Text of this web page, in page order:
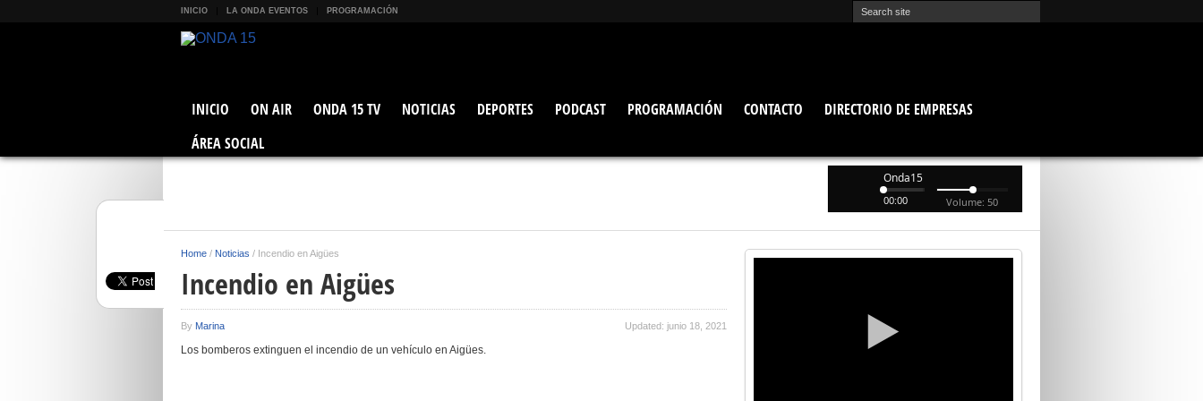
INICIO LA ONDA EVENTOS PROGRAMACIÓN
INICIO ON AIR ONDA 15 TV NOTICIAS DEPORTES PODCAST PROGRAMACIÓN CONTACTO
DIRECTORIO DE EMPRESAS
ÁREA SOCIAL
Onda15
00:00 Volume: 50
Home / Noticias / Incendio en Aigües
Incendio en Aigües
By Marina Updated: junio 18, 2021
Los bomberos extinguen el incendio de un vehículo en Aigües.